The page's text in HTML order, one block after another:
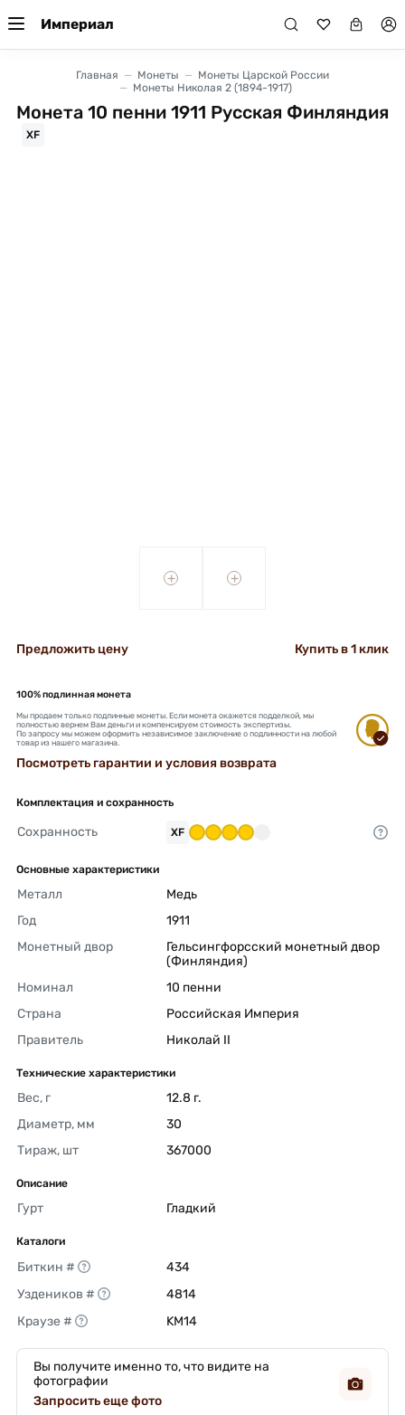
Империал
Главная Монеты
Монеты Царской России
Монеты Николая 2 (1894-1917)
Монета 10 пенни 1911 Русская Финляндия
XF
+ +
Предложить цену Купить в 1 клик
100% подлинная монета
Мы продаем только подлинные монеты. Если монета окажется подделкой, мы
полностью вернем Вам деньги и компенсируем стоимость экспертизы.
По запросу мы можем оформить независимое заключение о подлинности на любой
товар из нашего магазина.
Посмотреть гарантии и условия возврата
Комплектация и сохранность
Сохранность XF
Основные характеристики
Металл
Медь
Год
1911
Монетный двор
Гельсингфорсский монетный двор
(Финляндия)
Номинал
10 пенни
Страна
Российская Империя
Правитель
Николай II
Технические характеристики
Вес, г
12.8 г.
Диаметр, мм
30
Тираж, шт
367000
Описание
Гурт Гладкий
Каталоги
Биткин #
434
Уздеников #
4814
Краузе #
KM14
Вы получите именно то, что видите на
фотографии
Запросить еще фото